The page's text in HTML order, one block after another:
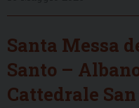
Santa Messa
Santo –
Cattedrale